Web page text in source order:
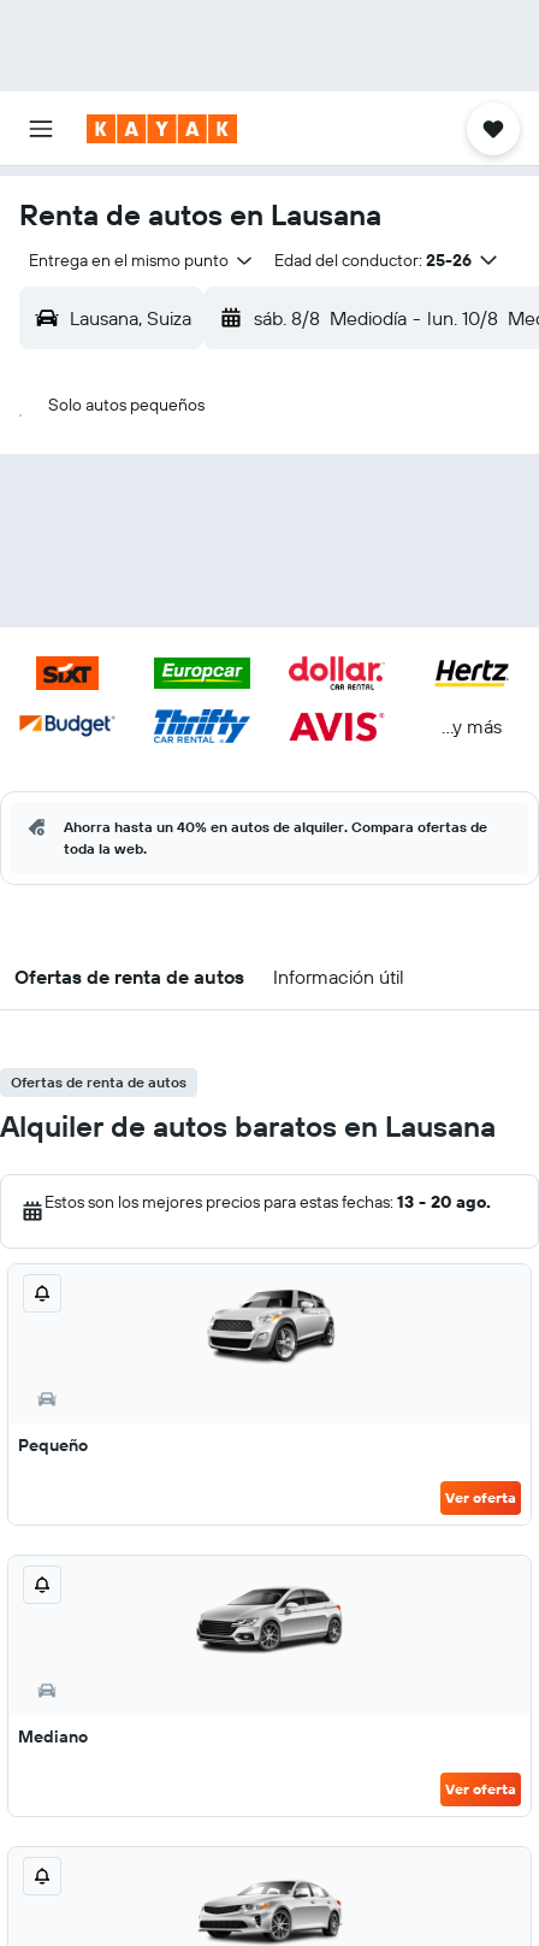
Renta de autos en Lausana
Entrega en el mismo punto Edad del conductor: 25-26
Lausana, Suiza sáb. 8/8 Mediodía - lun. 10/8
Solo autos pequeños
...y más
Ahorra hasta un 40% en autos de alquiler. Compara ofertas de
toda la web.
Ofertas de renta de autos Información útil
Ofertas de renta de autos
Alquiler de autos baratos en Lausana
Estos son los mejores precios para estas fechas: 13 - 20 ago.
Pequeño
Ver oferta
Mediano
Ver oferta